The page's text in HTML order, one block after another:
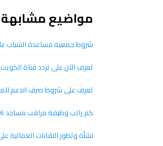
مواضيع
شروط جمعية مساعدة الشباب
تعرف الآن على تردد قناة الكويت
تعرف على شروط صرف الدعم
كم راتب وظيفة مراقب مساجد 1446 للرجال والنساء ورابط التقديم على الوظيفة والأوراق المطلوبة
نشأة وتطور النقابات العمالية